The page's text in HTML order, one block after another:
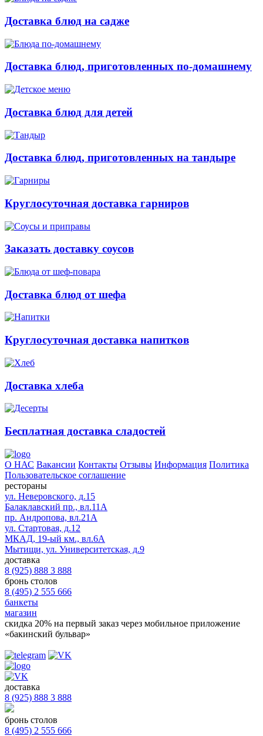
Доставка блюд на садже
Доставка блюд, приготовленных по-домашнему
Доставка блюд для детей
Доставка блюд, приготовленных на тандыре
Круглосуточная доставка гарниров
Заказать доставку соусов
Доставка блюд от шефа
Круглосуточная доставка напитков
Доставка хлеба
Бесплатная доставка сладостей
О НАС Вакансии Контакты Отзывы Информация Политика
Пользовательское соглашение
рестораны
ул. Неверовского, д.15
Балаклавский пр., вл.11А
пр. Андропова, вл.21А
ул. Стартовая, д.12
МКАД, 19-ый км., вл.6А
Мытищи, ул. Университетская, д.9
доставка
8 (925) 888 3 888
бронь столов
8 (495) 2 555 666
банкеты
магазин
скидка 20% на первый заказ через мобильное приложение
«бакинский бульвар»
доставка
8 (925) 888 3 888
бронь столов
8 (495) 2 555 666